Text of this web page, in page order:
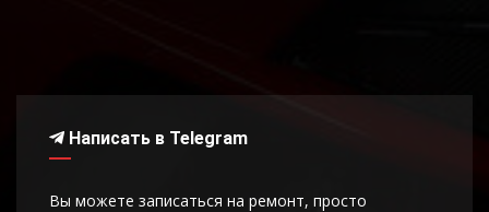
Написать в Telegram
Вы можете записаться на ремонт, просто